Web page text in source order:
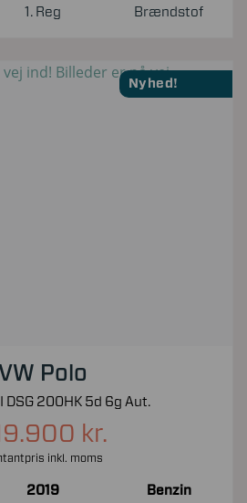
1. Reg
Brændstof
Nyhed!
VW Polo
DSG 200HK 5d 6g Aut.
kr.
inkl. moms
2019
Benzin